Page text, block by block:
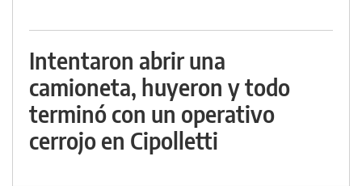
Intentaron abrir una
camioneta, huyeron y todo
terminó con un operativo
cerrojo en Cipolletti